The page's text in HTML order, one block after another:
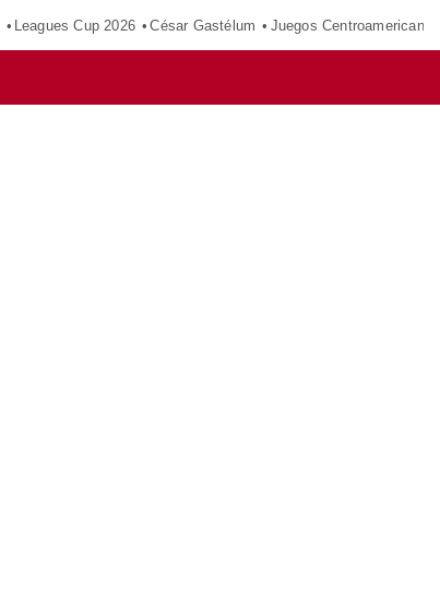
Leagues Cup 2026 César Gastélum Juegos Centroamericanos